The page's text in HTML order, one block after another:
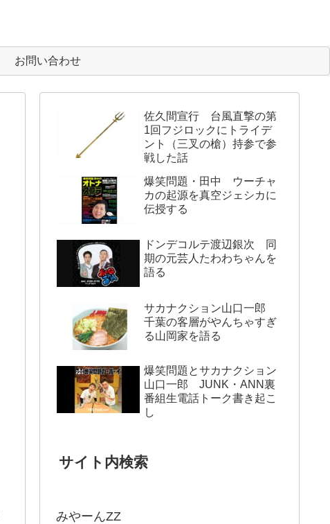
お問い合わせ
佐久間宣行 台風直撃の第
1回フジロックにトライデ
ント（三叉の槍）持参で参
戦した話
爆笑問題・田中 ウーチャ
カの起源を真空ジェシカに
伝授する
ドンデコルテ渡辺銀次 同
期の元芸人たわわちゃんを
語る
サカナクション山口一郎
千葉の客層がやんちゃすぎ
る山岡家を語る
爆笑問題とサカナクション
山口一郎 JUNK・ANN裏
番組生電話トーク書き起こ
し
サイト内検索
みやーんZZ